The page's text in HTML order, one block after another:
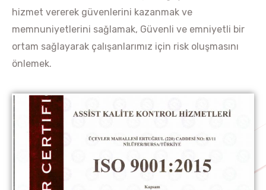
hizmet vererek güvenlerini kazanmak ve
memnuniyetlerini sağlamak, Güvenli ve emniyetli bir
ortam sağlayarak çalışanlarımız için risk oluşmasını
önlemek.